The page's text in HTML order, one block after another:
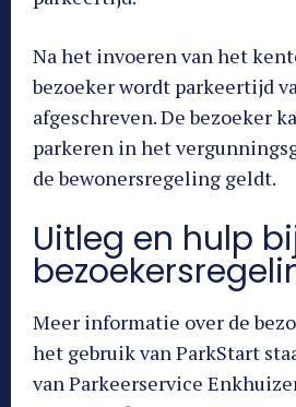
Na het invoeren van het
bezoeker wordt parkeertijd
afgeschreven. De bezoeker
parkeren in het
de bewonersregeling geldt.
Uitleg en hulp
Meer informatie over de
het gebruik van ParkStart
van Parkeerservice